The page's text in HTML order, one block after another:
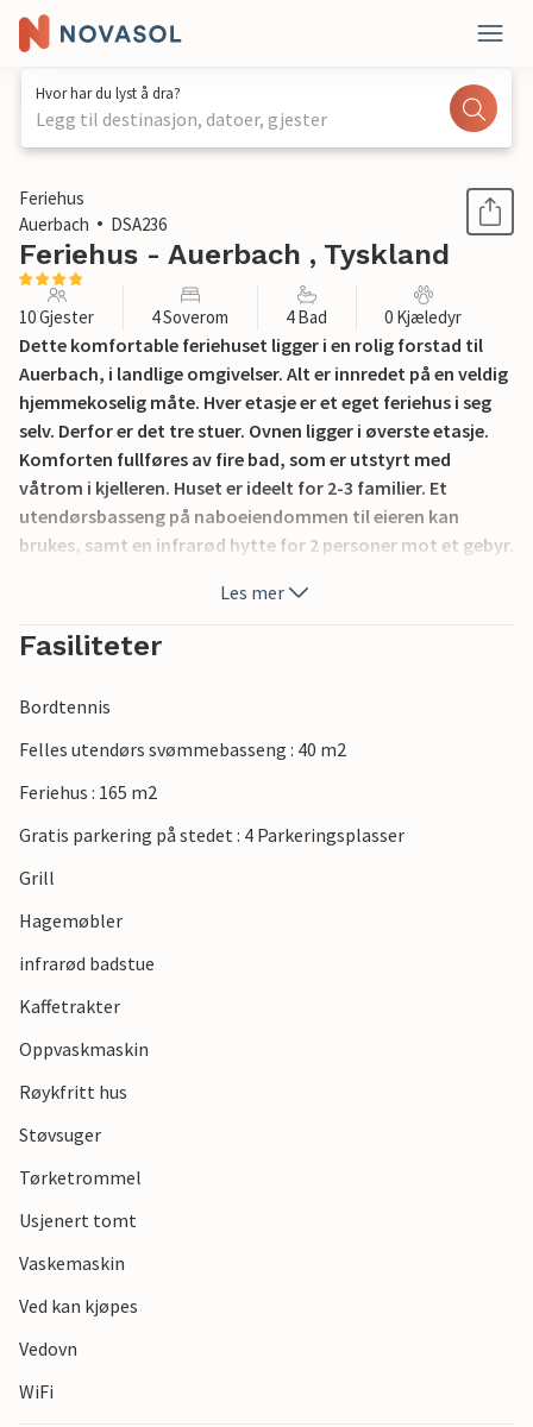
Hvor har du lyst å dra?
Legg til destinasjon, datoer, gjester
1 / 39
Feriehus
Auerbach
DSA236
Feriehus - Auerbach , Tyskland
10 Gjester 4 Soverom 4 Bad 0 Kjæledyr
Dette komfortable feriehuset ligger i en rolig forstad til
Auerbach, i landlige omgivelser. Alt er innredet på en veldig
hjemmekoselig måte. Hver etasje er et eget feriehus i seg
selv. Derfor er det tre stuer. Ovnen ligger i øverste etasje.
Komforten fullføres av fire bad, som er utstyrt med
våtrom i kjelleren. Huset er ideelt for 2-3 familier. Et
utendørsbasseng på naboeiendommen til eieren kan
brukes, samt en infrarød hytte for 2 personer mot et gebyr.
Bordtennisbord. Vinterhagen i første etasje kan varmes
opp med peis. Ungdomsgrupper kun på forespørsel! Ingen
liten skadekonsept med denne eiendommen.
Les mer
Fasiliteter
Bordtennis
Felles utendørs svømmebasseng : 40 m2
Feriehus : 165 m2
Gratis parkering på stedet : 4 Parkeringsplasser
Grill
Hagemøbler
infrarød badstue
Kaffetrakter
Oppvaskmaskin
Røykfritt hus
Støvsuger
Tørketrommel
Usjenert tomt
Vaskemaskin
Ved kan kjøpes
Vedovn
WiFi